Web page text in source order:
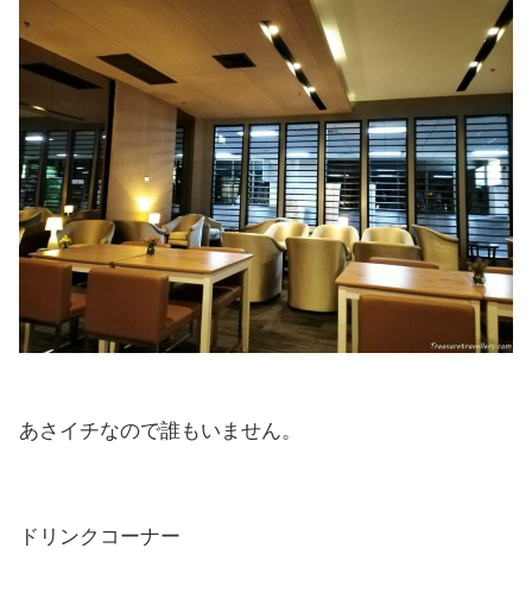
あさイチなので誰もいません。
ドリンクコーナー